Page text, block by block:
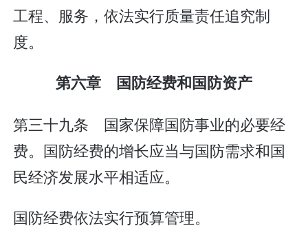
工程、服务，依法实行质量责任追究制
度。
第六章 国防经费和国防资产
第三十九条 国家保障国防事业的必要经
费。国防经费的增长应当与国防需求和国
民经济发展水平相适应。
国防经费依法实行预算管理。